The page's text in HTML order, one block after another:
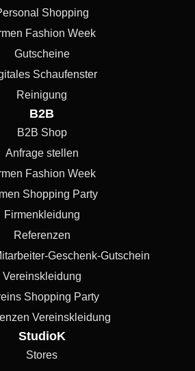
Shopping
Fashion Week
Gutscheine
Schaufenster
Reinigung
B2B
B2B Shop
Anfrage stellen
Fashion Week
Shopping Party
Firmenkleidung
Referenzen
Geschenk-Gutschein
Vereinskleidung
Shopping Party
Vereinskleidung
StudioK
Stores